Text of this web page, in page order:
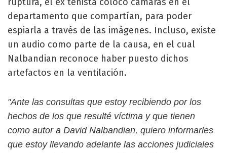
departamento que compartían, para poder
espiarla a través de las imágenes. Incluso, existe
un audio como parte de la causa, en el cual
Nalbandian reconoce haber puesto dichos
artefactos en la ventilación.
"Ante las consultas que estoy recibiendo por los
hechos de los que resulté víctima y que tienen
como autor a David Nalbandian, quiero informarles
que estoy llevando adelante las acciones judiciales